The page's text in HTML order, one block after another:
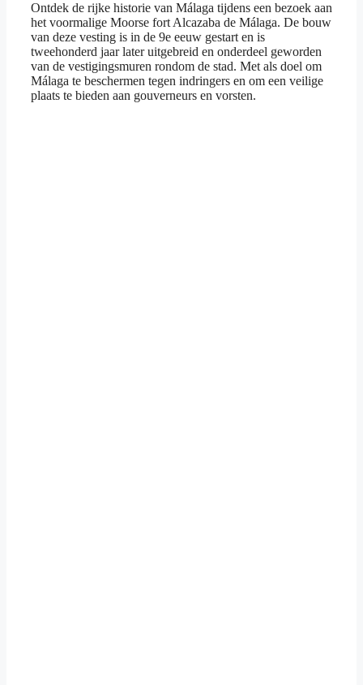
Ontdek de rijke historie van Málaga tijdens een bezoek aan
het voormalige Moorse fort Alcazaba de Málaga. De bouw
van deze vesting is in de 9e eeuw gestart en is
tweehonderd jaar later uitgebreid en onderdeel geworden
van de vestigingsmuren rondom de stad. Met als doel om
Málaga te beschermen tegen indringers en om een veilige
plaats te bieden aan gouverneurs en vorsten.